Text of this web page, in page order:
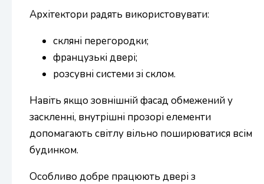
Архітектори радять використовувати:
скляні перегородки;
французькі двері;
розсувні системи зі склом.
Навіть якщо зовнішній фасад обмежений у
заскленні, внутрішні прозорі елементи
допомагають світлу вільно поширюватися всім
будинком.
Особливо добре працюють двері з